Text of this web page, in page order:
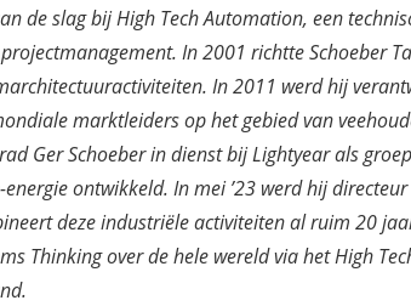
de slag bij High Tech Automation, een
In 2001 richtteSchoeber
In 2011 werd hij
marktleiders op het gebied van
GerSchoeberin dienst bijLightyearals
ontwikkeld. In mei ’23 werd hij directeur
deze industriële activiteiten al ruim 20
Thinking over de hele wereld via het High